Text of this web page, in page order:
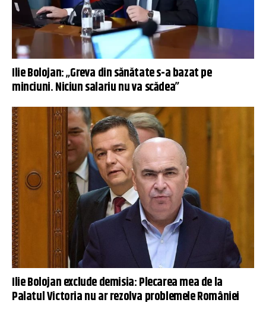
Ilie Bolojan: „Greva din sănătate s-a bazat pe
minciuni. Niciun salariu nu va scădea”
Ilie Bolojan exclude demisia: Plecarea mea de la
Palatul Victoria nu ar rezolva problemele României